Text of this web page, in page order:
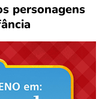
personagens